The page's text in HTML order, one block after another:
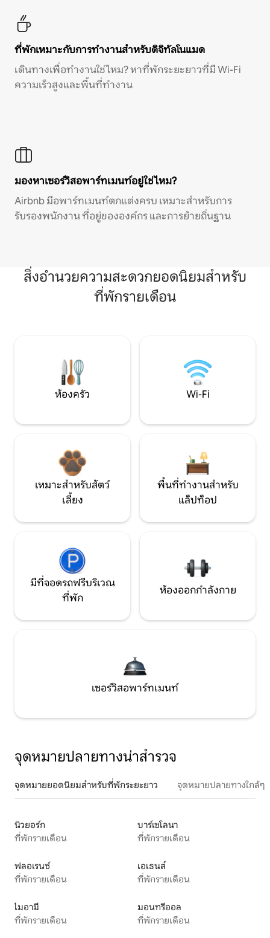
ที่พักเหมาะกับการทำงานสำหรับดิจิทัลโนแมด
เดินทางเพื่อทำงานใช่ไหม? หาที่พักระยะยาวที่มี Wi-Fi
ความเร็วสูงและพื้นที่ทำงาน
มองหาเซอร์วิสอพาร์ทเมนท์อยู่ใช่ไหม?
Airbnb มีอพาร์ทเมนท์ตกแต่งครบ เหมาะสำหรับการ
รับรองพนักงาน ที่อยู่ขององค์กร และการย้ายถิ่นฐาน
สิ่งอำนวยความสะดวกยอดนิยมสำหรับ
ที่พักรายเดือน
ห้องครัว Wi-Fi
เหมาะสำหรับสัตว์
เลี้ยง
พื้นที่ทำงานสำหรับ
แล็ปท็อป
มีที่จอดรถฟรีบริเวณ
ที่พัก
ห้องออกกำลังกาย
เซอร์วิสอพาร์ทเมนท์
จุดหมายปลายทางน่าสำรวจ
จุดหมายยอดนิยมสำหรับที่พักระยะยาว จุดหมายปลายทางใกล้ๆ
นิวยอร์ก
ที่พักรายเดือน
บาร์เซโลนา
ที่พักรายเดือน
ฟลอเรนซ์
ที่พักรายเดือน
เอเธนส์
ที่พักรายเดือน
ไมอามี
ที่พักรายเดือน
มอนทรีออล
ที่พักรายเดือน